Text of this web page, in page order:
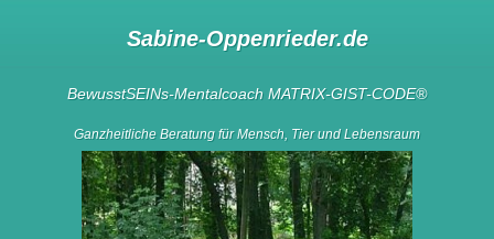
Sabine-Oppenrieder.de
BewusstSEINs-Mentalcoach MATRIX-GIST-CODE®
Ganzheitliche Beratung für Mensch, Tier und Lebensraum